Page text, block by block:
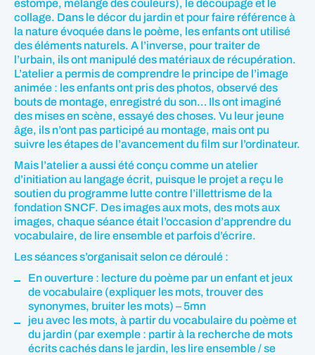
estompe, mélange des couleurs), le découpage et le
collage. Dans le décor du jardin et pour faire référence à
la nature évoquée dans le poème, les enfants ont utilisé
des éléments naturels. A l’inverse, pour traiter de
l’urbain, ils ont manipulé des matériaux de récupération.
L’atelier a permis de comprendre le principe de l’image
animée : les enfants ont pris des photos, observé des
bouts de montage, enregistré du son… Ils ont imaginé
des mises en scène, essayé des choses. Vu leur jeune
âge, ils n’ont pas participé au montage, mais ont pu
suivre les étapes de l’avancement du film sur l’ordinateur.
Mais l’atelier a aussi été conçu comme un atelier
d’initiation au langage écrit, puisque le projet a reçu le
soutien du programme lutte contre l’illettrisme de la
fondation SNCF. Des images aux mots, des mots aux
images, chaque séance était l’occasion d’apprendre du
vocabulaire, de lire ensemble et parfois d’écrire.
Les séances s’organisait selon ce déroulé :
En ouverture : lecture du poème par un enfant et jeux
de vocabulaire (expliquer les mots, trouver des
synonymes, bruiter les mots) – 5mn
jeu avec les mots, à partir du vocabulaire du poème et
du jardin (par exemple : partir à la recherche de mots
écrits cachés dans le jardin, les lire ensemble / se